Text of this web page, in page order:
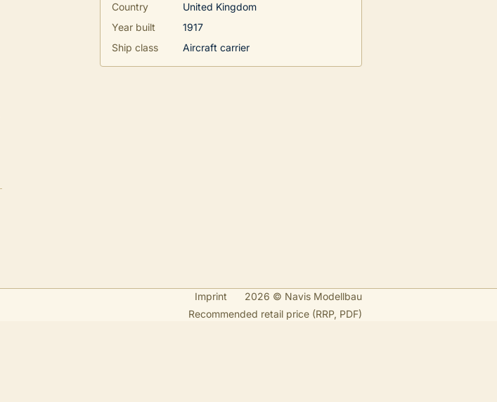
Country
United Kingdom
Year built
1917
Ship class
Aircraft carrier
Imprint
2026 © Navis Modellbau
Recommended retail price (RRP, PDF)